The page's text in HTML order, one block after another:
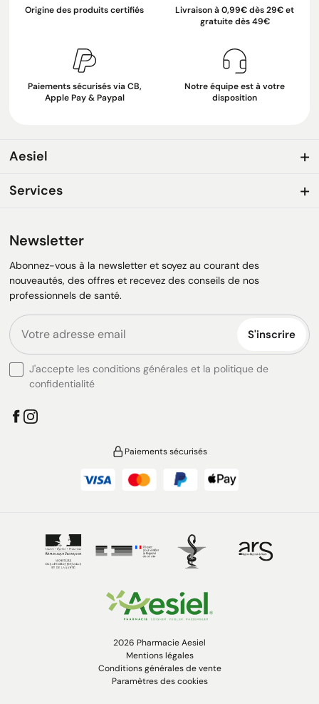
Origine des produits certifiés
Livraison à 0,99€ dès 29€ et
gratuite dès 49€
Paiements sécurisés via CB,
Apple Pay & Paypal
Notre équipe est à votre
disposition
Aesiel
Services
Newsletter
Abonnez-vous à la newsletter et soyez au courant des
nouveautés, des offres et recevez des conseils de nos
professionnels de santé.
S'inscrire
J'accepte les conditions générales et la politique de
confidentialité
Paiements sécurisés
2026 Pharmacie Aesiel
Mentions légales
Conditions générales de vente
Paramètres des cookies